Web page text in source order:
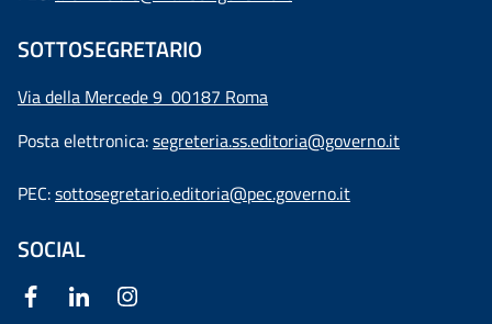
SOTTOSEGRETARIO
Via della Mercede 9 00187 Roma
Posta elettronica:segreteria.ss.editoria@governo.it
PEC:sottosegretario.editoria@pec.governo.it
SOCIAL